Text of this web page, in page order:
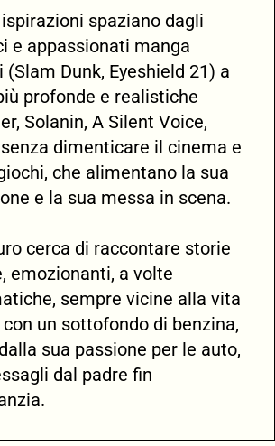
spaziano dagli
e appassionati manga
(Slam Dunk, Eyeshield 21) a
profonde e realistiche
Solanin, A Silent Voice,
dimenticare il cinema e
che alimentano la sua
e la sua messa in scena.
cerca di raccontare storie
emozionanti, a volte
sempre vicine alla vita
un sottofondo di benzina,
sua passione per le auto,
dal padre fin